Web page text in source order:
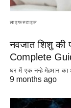
लाइफस्टाइल
नवजात शिशु की
Complete
घर में एक नन्हे मेहमान
9 months ago